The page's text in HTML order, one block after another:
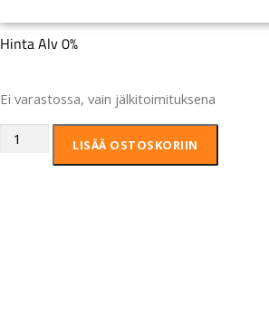
Hinta Alv 0%
Ei varastossa, vain jälkitoimituksena
LISÄÄ OSTOSKORIIN